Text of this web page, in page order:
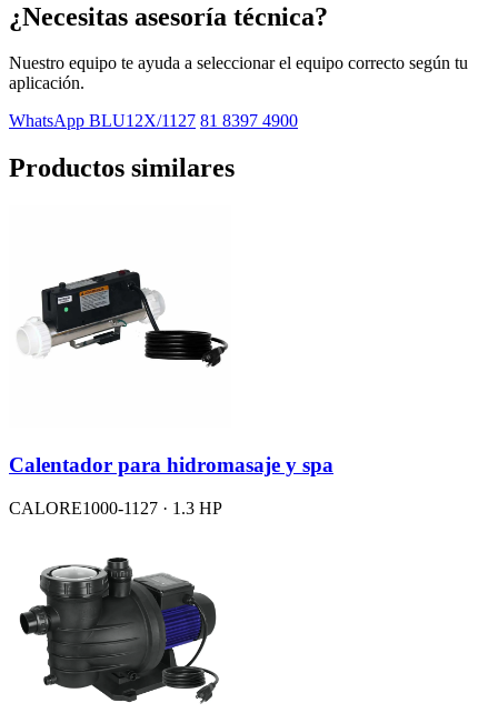
¿Necesitas asesoría técnica?
Nuestro equipo te ayuda a seleccionar el equipo correcto según tu
aplicación.
WhatsApp BLU12X/1127 81 8397 4900
Productos similares
Calentador para hidromasaje y spa
CALORE1000-1127 · 1.3 HP